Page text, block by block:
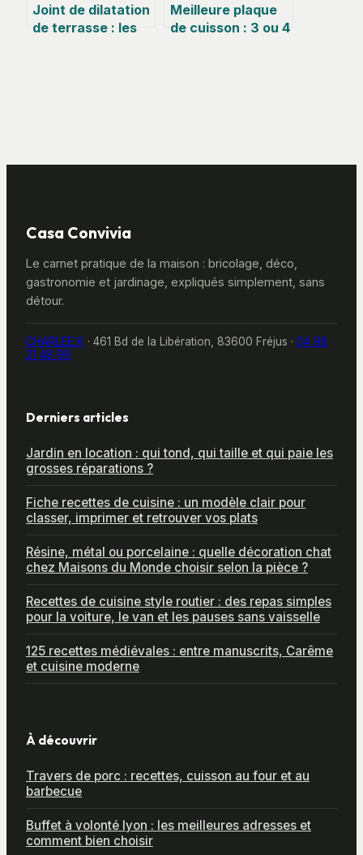
Joint de dilatation
de terrasse : les
Meilleure plaque
de cuisson : 3 ou 4
Casa Convivia
Le carnet pratique de la maison : bricolage, déco,
gastronomie et jardinage, expliqués simplement, sans
détour.
CHARLEE.K · 461 Bd de la Libération, 83600 Fréjus · 04 98
21 48 99
Derniers articles
Jardin en location : qui tond, qui taille et qui paie les
grosses réparations ?
Fiche recettes de cuisine : un modèle clair pour
classer, imprimer et retrouver vos plats
Résine, métal ou porcelaine : quelle décoration chat
chez Maisons du Monde choisir selon la pièce ?
Recettes de cuisine style routier : des repas simples
pour la voiture, le van et les pauses sans vaisselle
125 recettes médiévales : entre manuscrits, Carême
et cuisine moderne
À découvrir
Travers de porc : recettes, cuisson au four et au
barbecue
Buffet à volonté lyon : les meilleures adresses et
comment bien choisir